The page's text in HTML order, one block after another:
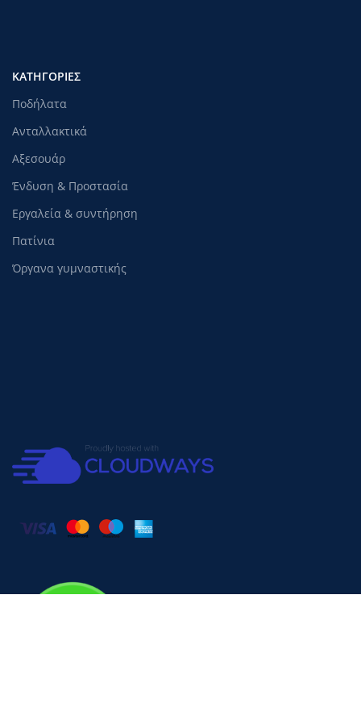
ΚΑΤΗΓΟΡΊΕΣ
Ποδήλατα
Ανταλλακτικά
Αξεσουάρ
Ένδυση & Προστασία
Εργαλεία & συντήρηση
Πατίνια
Όργανα γυμναστικής